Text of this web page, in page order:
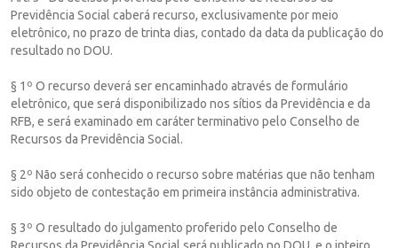
Previdência Social caberá recurso, exclusivamente por meio
eletrônico, no prazo de trinta dias, contado da data da publicação do
resultado no DOU.
§ 1º O recurso deverá ser encaminhado através de formulário
eletrônico, que será disponibilizado nos sítios da Previdência e da
RFB, e será examinado em caráter terminativo pelo Conselho de
Recursos da Previdência Social.
§ 2º Não será conhecido o recurso sobre matérias que não tenham
sido objeto de contestação em primeira instância administrativa.
§ 3º O resultado do julgamento proferido pelo Conselho de
Recursos da Previdência Social será publicado no DOU, e o inteiro